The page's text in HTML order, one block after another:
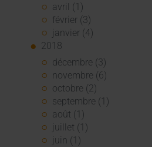
avril (1)
février (3)
janvier (4)
2018
décembre (3)
novembre (6)
octobre (2)
septembre (1)
août (1)
juillet (1)
juin (1)